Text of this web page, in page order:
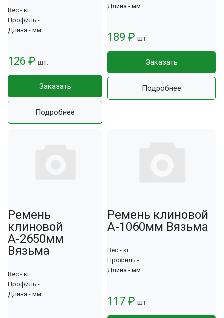
Вес - кг
Профиль -
Длина - мм
126 ₽ шт.
Заказать
Подробнее
Длина - мм
189 ₽ шт.
Заказать
Подробнее
Ремень
клиновой
А-2650мм
Вязьма
Вес - кг
Профиль -
Длина - мм
Ремень клиновой
А-1060мм Вязьма
Вес - кг
Профиль -
Длина - мм
117 ₽ шт.